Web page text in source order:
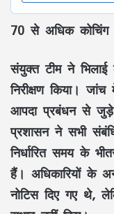
70 से अधिक कोचिंग
संयुक्त टीम ने
निरीक्षण किया।
आपदा प्रबंधन से जुड़े
प्रशासन ने सभी
निर्धारित समय के
हैं। अधिकारियों के
नोटिस दिए गए थे,